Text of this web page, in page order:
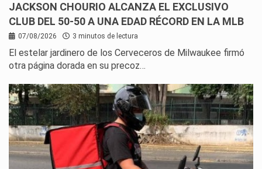
JACKSON CHOURIO ALCANZA EL EXCLUSIVO
CLUB DEL 50-50 A UNA EDAD RÉCORD EN LA MLB
07/08/2026 3 minutos de lectura
El estelar jardinero de los Cerveceros de Milwaukee firmó
otra página dorada en su precoz…